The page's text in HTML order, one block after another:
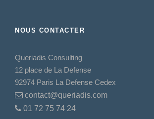
NOUS CONTACTER
Queriadis Consulting
12 place de La Defense
92974 Paris La Defense Cedex
contact@queriadis.com
01 72 75 74 24